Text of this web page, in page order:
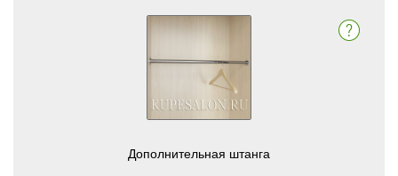
Дополнительная штанга